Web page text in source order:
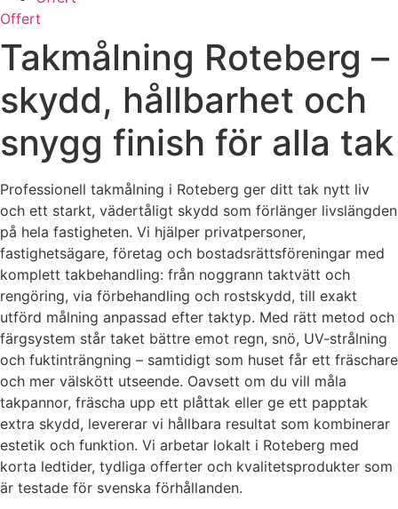
Offert
Takmålning Roteberg –
skydd, hållbarhet och
snygg finish för alla tak
Professionell takmålning i Roteberg ger ditt tak nytt liv
och ett starkt, vädertåligt skydd som förlänger livslängden
på hela fastigheten. Vi hjälper privatpersoner,
fastighetsägare, företag och bostadsrättsföreningar med
komplett takbehandling: från noggrann taktvätt och
rengöring, via förbehandling och rostskydd, till exakt
utförd målning anpassad efter taktyp. Med rätt metod och
färgsystem står taket bättre emot regn, snö, UV-strålning
och fuktinträngning – samtidigt som huset får ett fräschare
och mer välskött utseende. Oavsett om du vill måla
takpannor, fräscha upp ett plåttak eller ge ett papptak
extra skydd, levererar vi hållbara resultat som kombinerar
estetik och funktion. Vi arbetar lokalt i Roteberg med
korta ledtider, tydliga offerter och kvalitetsprodukter som
är testade för svenska förhållanden.